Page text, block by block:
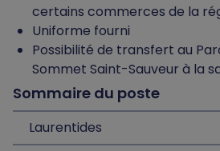
certains commerces de la
Uniforme fourni
Possibilité de transfert au
Sommet Saint-Sauveur à la
Sommaire du poste
Laurentides